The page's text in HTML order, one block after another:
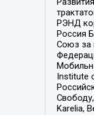
РЭНД
Россия
Союз за
Institute
Karelia,